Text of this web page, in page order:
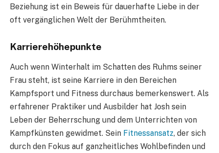
Beziehung ist ein Beweis für dauerhafte Liebe in der
oft vergänglichen Welt der Berühmtheiten.
Karrierehöhepunkte
Auch wenn Winterhalt im Schatten des Ruhms seiner
Frau steht, ist seine Karriere in den Bereichen
Kampfsport und Fitness durchaus bemerkenswert. Als
erfahrener Praktiker und Ausbilder hat Josh sein
Leben der Beherrschung und dem Unterrichten von
Kampfkünsten gewidmet. Sein Fitnessansatz, der sich
durch den Fokus auf ganzheitliches Wohlbefinden und